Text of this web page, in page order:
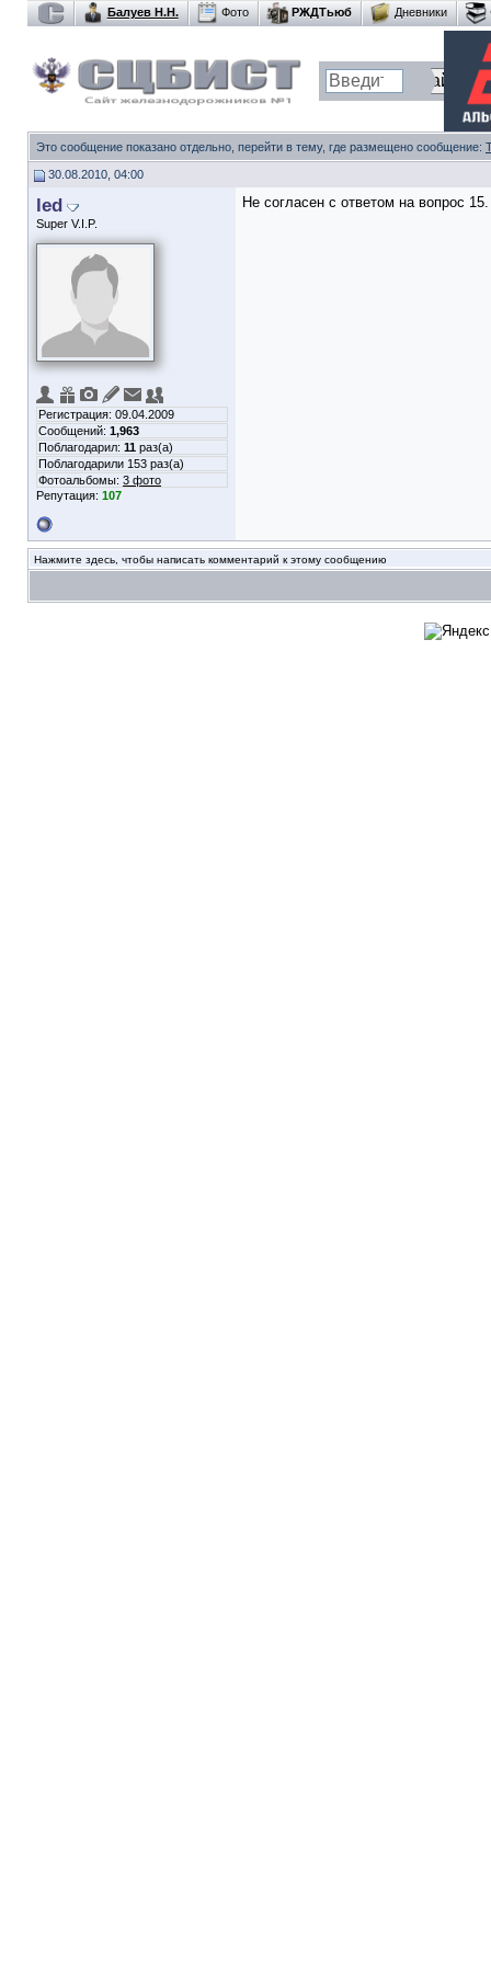
Балуев Н.Н. Фото РЖДТьюб Дневники
Это сообщение показано отдельно, перейти в тему, где размещено сообщение:
30.08.2010, 04:00
led
Super V.I.P.
Регистрация: 09.04.2009
Сообщений: 1,963
Поблагодарил: 11 раз(а)
Поблагодарили 153 раз(а)
Фотоальбомы: 3 фото
Репутация: 107
Не согласен с ответом на вопрос 15.
Нажмите здесь, чтобы написать комментарий к этому сообщению